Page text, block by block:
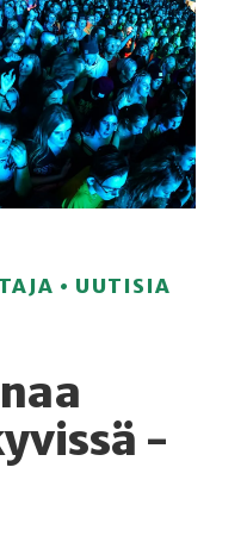
• UUTISIA
-